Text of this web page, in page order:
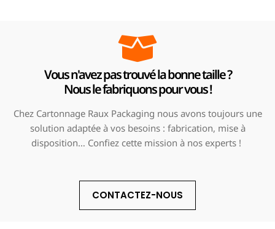
Vous n'avez pas trouvé la bonne taille ?
Nous le fabriquons pour vous !
Chez Cartonnage Raux Packaging nous avons toujours une
solution adaptée à vos besoins : fabrication, mise à
disposition… Confiez cette mission à nos experts !
CONTACTEZ-NOUS